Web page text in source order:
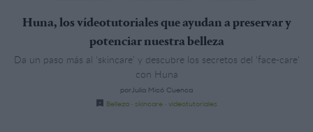
Huna, los vídeotutoriales que ayudan a preservar y
potenciar nuestra belleza
Da un paso más al ‘skincare’ y descubre los secretos del ‘face-care’
con Huna
porJulia Micó Cuenca
Belleza skincare videotutoriales